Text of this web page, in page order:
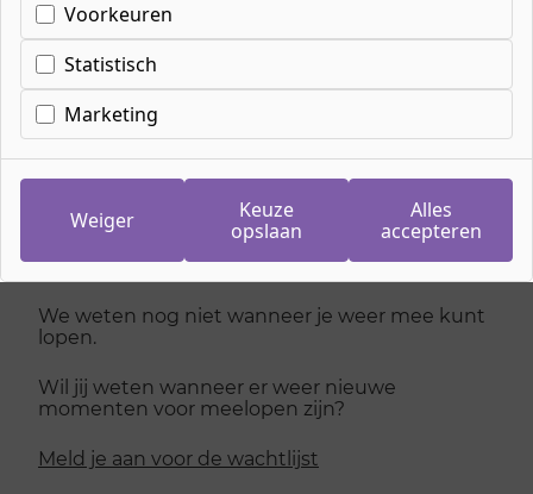
Inschrijven
meeloopdag Kok
dinsdag 9 juni 2026
kijk hieronder voor andere dagen
Meelopen
We weten nog niet wanneer je weer mee kunt
lopen.
Wil jij weten wanneer er weer nieuwe
momenten voor meelopen zijn?
Meld je aan voor de wachtlijst
Voorkeuren
Statistisch
Marketing
Weiger
Keuze
opslaan
Alles
accepteren